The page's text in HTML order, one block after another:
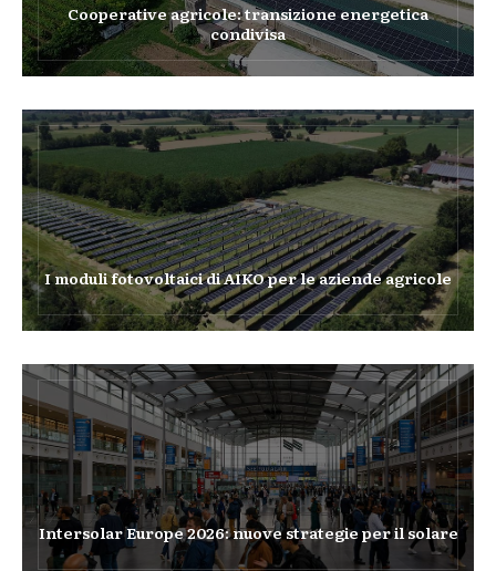
Cooperative agricole: transizione energetica
condivisa
I moduli fotovoltaici di AIKO per le aziende agricole
Intersolar Europe 2026: nuove strategie per il solare